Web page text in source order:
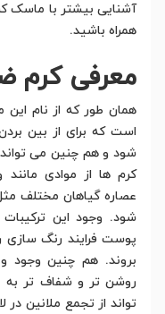
آشنایی بیشتر با ماسک
همراه باشید.
معرفی کرم
همان طور که از نام
است که برای از بین
شود و هم چنین می تواند
عصاره گیاهان مختلف
شود. وجود این
پوست فرایند رنگ سازی
روشن تر و شفاف تر به
تواند از تجمع ملانین در